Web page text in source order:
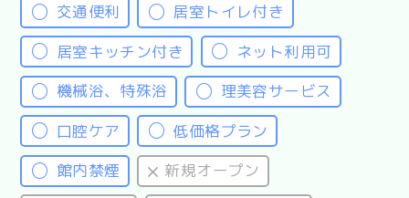
交通便利
居室トイレ付き
居室キッチン付き
ネット利用可
機械浴、特殊浴
理美容サービス
口腔ケア
低価格プラン
館内禁煙
新規オープン